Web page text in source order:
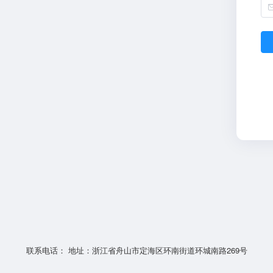
联系电话： 地址：浙江省舟山市定海区环南街道环城南路269号